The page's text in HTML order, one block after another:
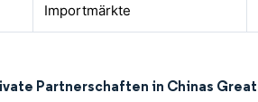
Importmärkte
Partnerschaften in Chinas